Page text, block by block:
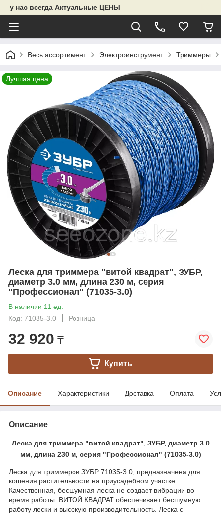
у нас всегда Актуальные ЦЕНЫ
Весь ассортимент Электроинструмент Триммеры
Лучшая цена
Леска для триммера "витой квадрат", ЗУБР,
диаметр 3.0 мм, длина 230 м, серия
"Профессионал" (71035-3.0)
В наличии 11 ед.
Код: 71035-3.0
Розница
32 920 ₸
Купить
Описание Характеристики Доставка Оплата
Описание
Леска для триммера "витой квадрат", ЗУБР, диаметр 3.0
мм, длина 230 м, серия "Профессионал" (71035-3.0)
Леска для триммеров ЗУБР 71035-3.0, предназначена для
кошения растительности на приусадебном участке.
Качественная, бесшумная леска не создает вибрации во
время работы. ВИТОЙ КВАДРАТ обеспечивает бесшумную
работу лески и высокую производительность. Леска с